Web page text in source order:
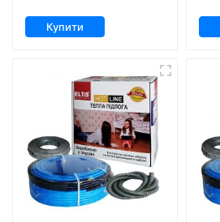
Купити